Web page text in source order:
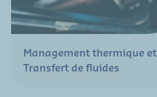
Management thermique et
Transfert de fluides